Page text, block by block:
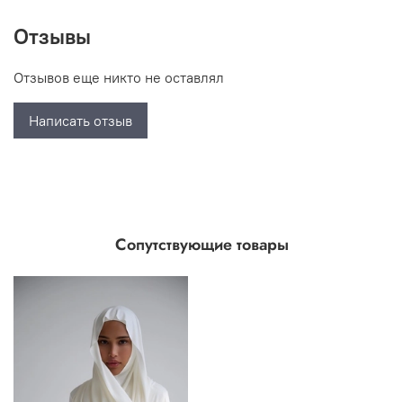
Отзывы
Отзывов еще никто не оставлял
Написать отзыв
Сопутствующие товары